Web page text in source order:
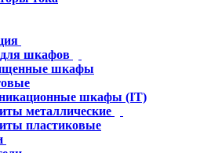
шкафов
шкафы
шкафы (IT)
металлические
пластиковые